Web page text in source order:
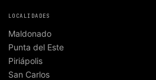
LOCALIDADES
Maldonado
Punta del Este
Piriápolis
San Carlos